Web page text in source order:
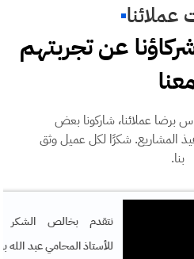
عن تجربتهم
برضا عملائنا، شاركونا بعض
المشاريع. شكرًا لكل عميل وثق
بنا.
نتقدم بخالص الشكر والتقدير
للأستاذ المحامي عبد الله بن هاشم